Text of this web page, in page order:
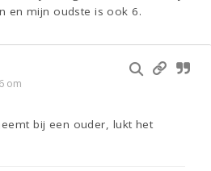
en mijn oudste is ook 6.
om
bij een ouder, lukt het